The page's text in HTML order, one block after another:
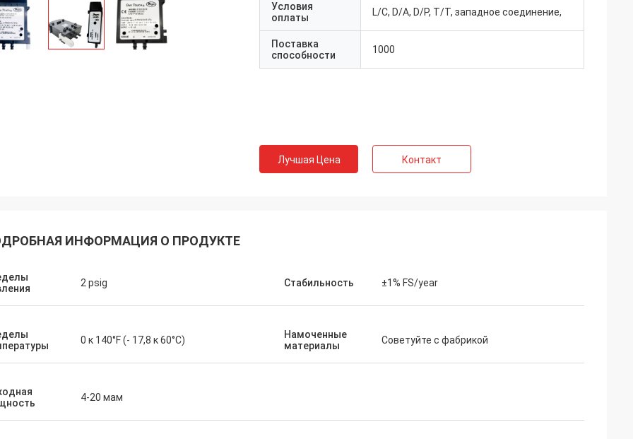
Условия
оплаты
L/C, D/A, D/P, T/T, западное соединение,
Поставка
способности
1000
Лучшая Цена Контакт
ИНФОРМАЦИЯ О ПРОДУКТЕ
2 psig Стабильность ±1% FS/year
0 к 140°F (- 17,8 к 60°C)
Намоченные
материалы
Советуйте с фабрикой
4-20 мам